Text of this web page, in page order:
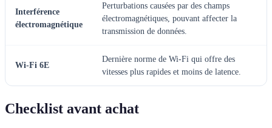
Interférence
électromagnétique
Perturbations causées par des champs
électromagnétiques, pouvant affecter la
transmission de données.
Wi-Fi 6E
Dernière norme de Wi-Fi qui offre des
vitesses plus rapides et moins de latence.
Checklist avant achat